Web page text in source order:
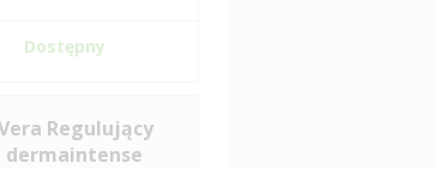
Dostępny
Regulujący
dermaintense